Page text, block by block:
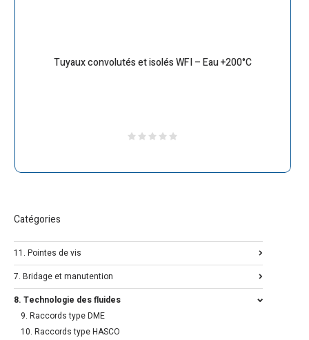
Tuyaux convolutés et isolés WFI – Eau +200°C
Catégories
11. Pointes de vis
7. Bridage et manutention
8. Technologie des fluides
9. Raccords type DME
10. Raccords type HASCO